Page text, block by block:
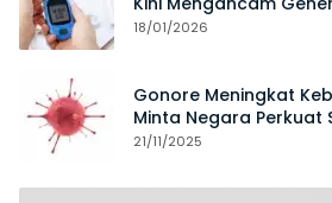
18/01/2026
Gonore Meningkat
Minta Negara Perkuat
21/11/2025